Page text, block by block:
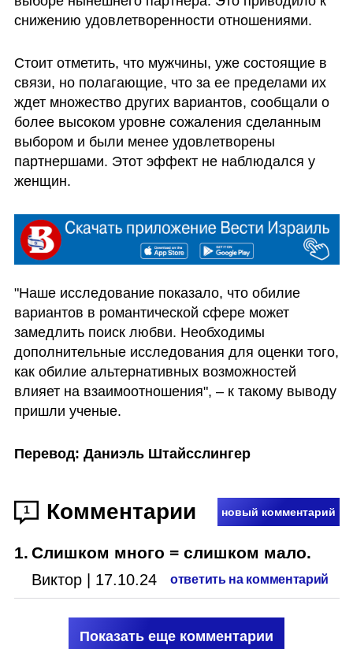
снижению удовлетворенности отношениями.
Стоит отметить, что мужчины, уже состоящие в
связи, но полагающие, что за ее пределами их
ждет множество других вариантов, сообщали о
более высоком уровне сожаления сделанным
выбором и были менее удовлетворены
партнершами. Этот эффект не наблюдался у
женщин.
"Наше исследование показало, что обилие
вариантов в романтической сфере может
замедлить поиск любви. Необходимы
дополнительные исследования для оценки того,
как обилие альтернативных возможностей
влияет на взаимоотношения", – к такому выводу
пришли ученые.
Перевод: Даниэль Штайсслингер
1 Комментарии новый комментарий
1. Слишком много = слишком мало.
Виктор 17.10.24 ответить на комментарий
Показать еще комментарии